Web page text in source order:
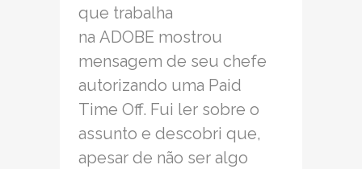
que trabalha
na ADOBE mostrou
mensagem de seu chefe
autorizando uma Paid
Time Off. Fui ler sobre o
assunto e descobri que,
apesar de não ser algo